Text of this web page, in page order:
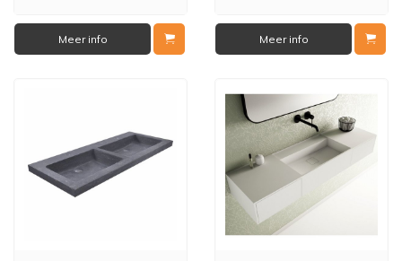
Meer info Meer info